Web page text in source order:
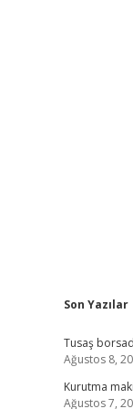
Son Yazılar
Tusaş
Ağustos 8,
Kurutma
Ağustos 7,